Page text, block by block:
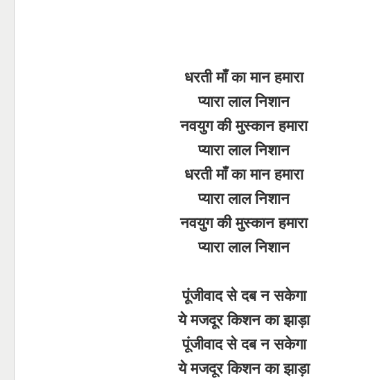
धरती माँ का मान हमारा
प्यारा लाल निशान
नवयुग की मुस्कान हमारा
प्यारा लाल निशान
धरती माँ का मान हमारा
प्यारा लाल निशान
नवयुग की मुस्कान हमारा
प्यारा लाल निशान
पूंजीवाद से दब न सकेगा
ये मजदूर किशन का झाड़ा
पूंजीवाद से दब न सकेगा
ये मजदूर किशन का झाड़ा